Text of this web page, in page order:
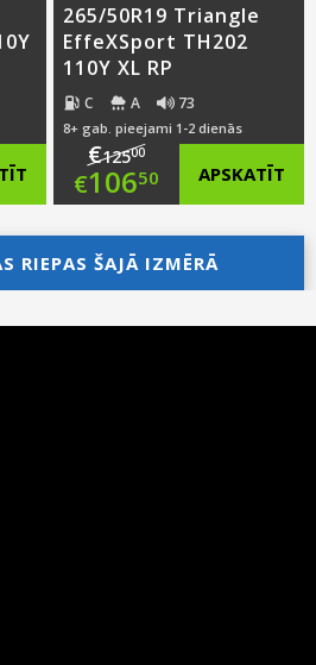
265/50R19 Triangle
EffeXSport TH202
110Y XL RP
C A 73
8+ gab. pieejami 1-2 dienās
€12500
Original
price
was:
€125.00.
€10650
Current
price
is:
APSKATĪT
RIEPAS ŠAJĀ IZMĒRĀ